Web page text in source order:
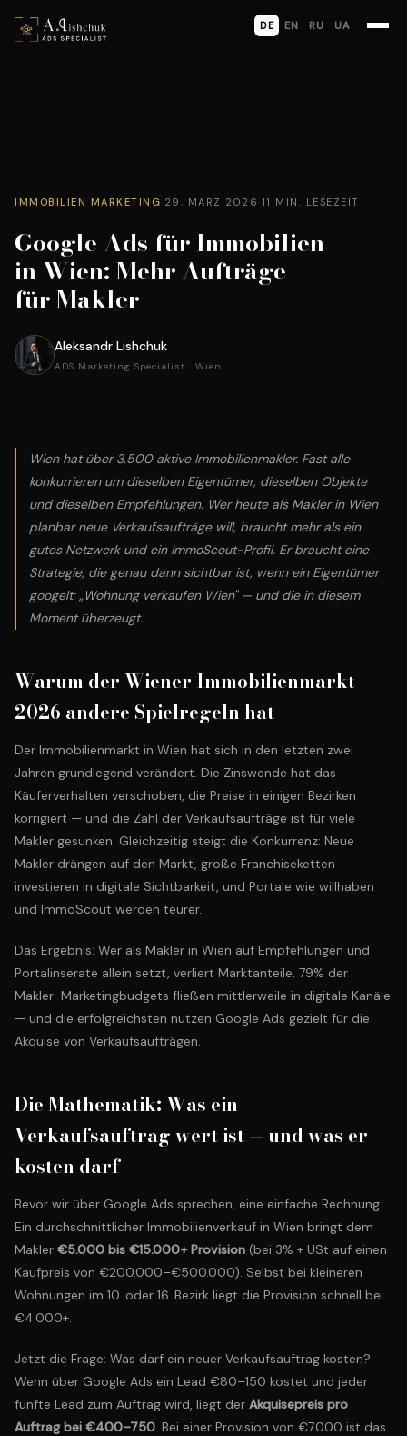
DE EN RU UA
IMMOBILIEN MARKETING 29. MÄRZ 2026 11 MIN. LESEZEIT
Google Ads für Immobilien
in Wien: Mehr Aufträge
für Makler
Aleksandr Lishchuk
ADS Marketing Specialist · Wien
Wien hat über 3.500 aktive Immobilienmakler. Fast alle
konkurrieren um dieselben Eigentümer, dieselben Objekte
und dieselben Empfehlungen. Wer heute als Makler in Wien
planbar neue Verkaufsaufträge will, braucht mehr als ein
gutes Netzwerk und ein ImmoScout-Profil. Er braucht eine
Strategie, die genau dann sichtbar ist, wenn ein Eigentümer
googelt: „Wohnung verkaufen Wien" — und die in diesem
Moment überzeugt.
Warum der Wiener Immobilienmarkt
2026 andere Spielregeln hat
Der Immobilienmarkt in Wien hat sich in den letzten zwei
Jahren grundlegend verändert. Die Zinswende hat das
Käuferverhalten verschoben, die Preise in einigen Bezirken
korrigiert — und die Zahl der Verkaufsaufträge ist für viele
Makler gesunken. Gleichzeitig steigt die Konkurrenz: Neue
Makler drängen auf den Markt, große Franchiseketten
investieren in digitale Sichtbarkeit, und Portale wie willhaben
und ImmoScout werden teurer.
Das Ergebnis: Wer als Makler in Wien auf Empfehlungen und
Portalinserate allein setzt, verliert Marktanteile. 79% der
Makler-Marketingbudgets fließen mittlerweile in digitale Kanäle
— und die erfolgreichsten nutzen Google Ads gezielt für die
Akquise von Verkaufsaufträgen.
Die Mathematik: Was ein
Verkaufsauftrag wert ist — und was er
kosten darf
Bevor wir über Google Ads sprechen, eine einfache Rechnung.
Ein durchschnittlicher Immobilienverkauf in Wien bringt dem
Makler €5.000 bis €15.000+ Provision (bei 3% + USt auf einen
Kaufpreis von €200.000–€500.000). Selbst bei kleineren
Wohnungen im 10. oder 16. Bezirk liegt die Provision schnell bei
€4.000+.
Jetzt die Frage: Was darf ein neuer Verkaufsauftrag kosten?
Wenn über Google Ads ein Lead €80–150 kostet und jeder
fünfte Lead zum Auftrag wird, liegt der Akquisepreis pro
Auftrag bei €400–750. Bei einer Provision von €7.000 ist das